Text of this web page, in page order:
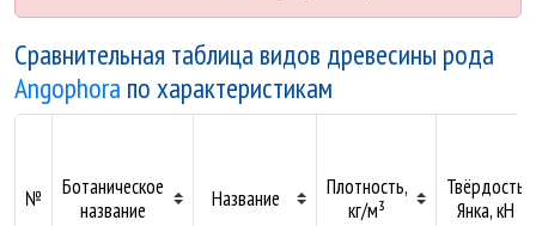
Сравнительная таблица видов древесины рода
Angophora по характеристикам
№
Ботаническое
название
Название
Плотность,
кг/м³
Твёрдость
Янка, кН